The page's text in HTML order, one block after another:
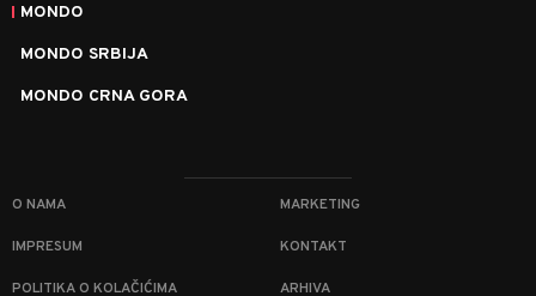
MONDO
MONDO SRBIJA
MONDO CRNA GORA
O NAMA MARKETING
IMPRESUM KONTAKT
POLITIKA O KOLAČIĆIMA ARHIVA